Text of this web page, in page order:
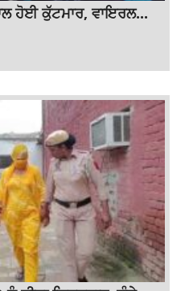
ਹੋਈ ਕੁੱਟਮਾਰ, ਵਾਇਰਲ...